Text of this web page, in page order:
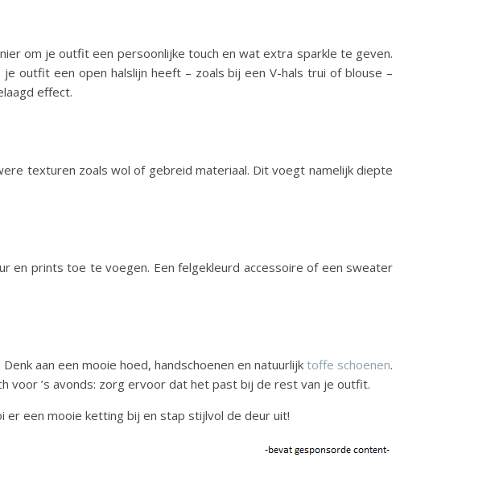
om je outfit een persoonlijke touch en wat extra sparkle te geven.
outfit een open halslijn heeft – zoals bij een V-hals trui of blouse –
effect.
texturen zoals wol of gebreid materiaal. Dit voegt namelijk diepte
en prints toe te voegen. Een felgekleurd accessoire of een sweater
aan een mooie hoed, handschoenen en natuurlijk toffe schoenen.
’s avonds: zorg ervoor dat het past bij de rest van je outfit.
er een mooie ketting bij en stap stijlvol de deur uit!